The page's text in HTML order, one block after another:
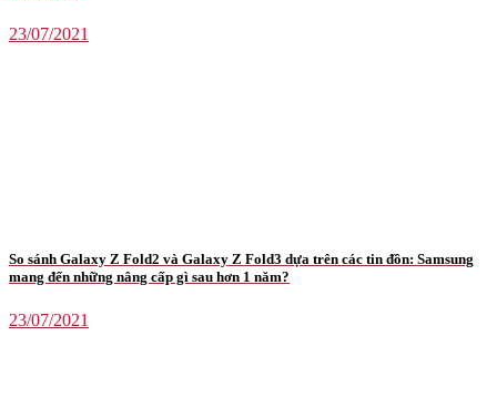
23/07/2021
So sánh Galaxy Z Fold2 và Galaxy Z Fold3 dựa trên các tin đồn: Samsung
mang đến những nâng cấp gì sau hơn 1 năm?
23/07/2021